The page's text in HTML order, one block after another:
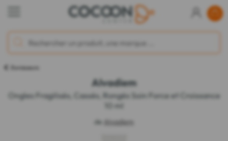
Durcisseurs
Alvadiem
Ongles Fragilisés, Cassés, Rongés Soin Force et Croissance
10 ml
de Alvadiem